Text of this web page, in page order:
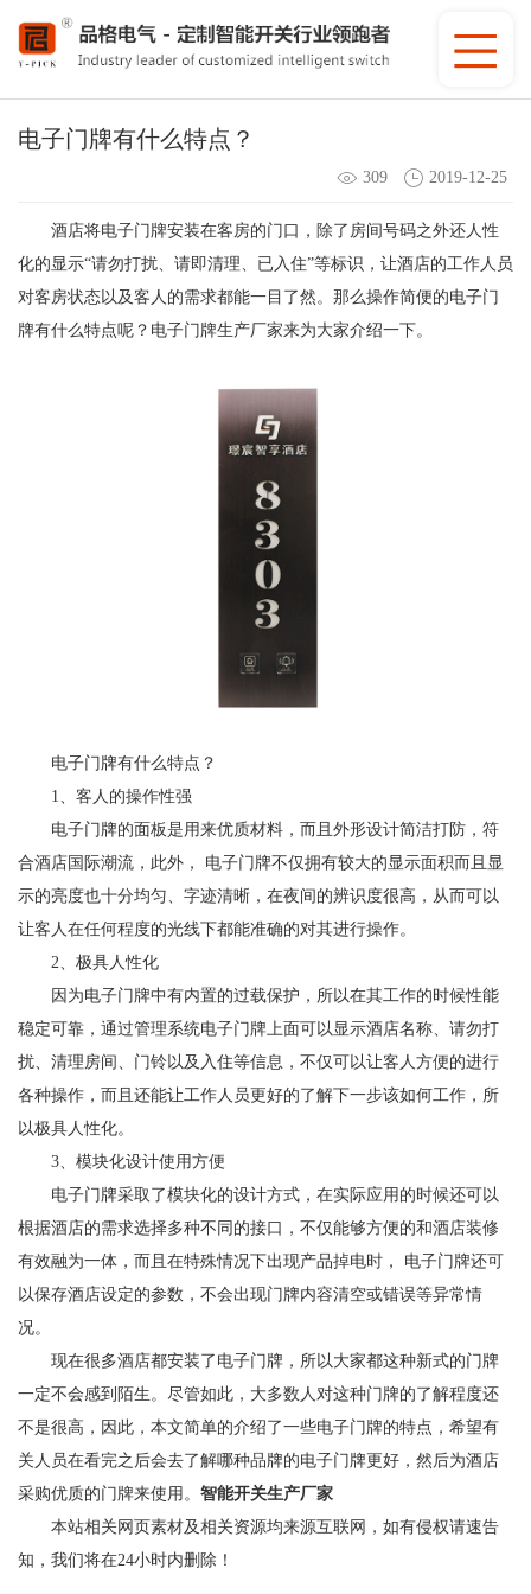
电子门牌有什么特点？
309 2019-12-25
酒店将电子门牌安装在客房的门口，除了房间号码之外还人性
化的显示“请勿打扰、请即清理、已入住”等标识，让酒店的工作人员
对客房状态以及客人的需求都能一目了然。那么操作简便的电子门
牌有什么特点呢？电子门牌生产厂家来为大家介绍一下。
电子门牌有什么特点？
1、客人的操作性强
电子门牌的面板是用来优质材料，而且外形设计简洁打防，符
合酒店国际潮流，此外， 电子门牌不仅拥有较大的显示面积而且显
示的亮度也十分均匀、字迹清晰，在夜间的辨识度很高，从而可以
让客人在任何程度的光线下都能准确的对其进行操作。
2、极具人性化
因为电子门牌中有内置的过载保护，所以在其工作的时候性能
稳定可靠，通过管理系统电子门牌上面可以显示酒店名称、请勿打
扰、清理房间、门铃以及入住等信息，不仅可以让客人方便的进行
各种操作，而且还能让工作人员更好的了解下一步该如何工作，所
以极具人性化。
3、模块化设计使用方便
电子门牌采取了模块化的设计方式，在实际应用的时候还可以
根据酒店的需求选择多种不同的接口，不仅能够方便的和酒店装修
有效融为一体，而且在特殊情况下出现产品掉电时， 电子门牌还可
以保存酒店设定的参数，不会出现门牌内容清空或错误等异常情
况。
现在很多酒店都安装了电子门牌，所以大家都这种新式的门牌
一定不会感到陌生。尽管如此，大多数人对这种门牌的了解程度还
不是很高，因此，本文简单的介绍了一些电子门牌的特点，希望有
关人员在看完之后会去了解哪种品牌的电子门牌更好，然后为酒店
采购优质的门牌来使用。 智能开关生产厂家
本站相关网页素材及相关资源均来源互联网，如有侵权请速告
知，我们将在24小时内删除！